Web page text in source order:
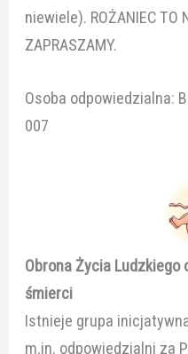
niewiele). ROŻANIEC TO
ZAPRASZAMY.
Osoba odpowiedzialna:
007
Obrona Życia
śmierci
Istnieje grupa
m.in. odpowiedzialni za